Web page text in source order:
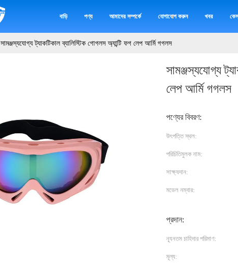
বাড়ি পণ্য আমাদের সম্পর্কে যোগাযোগ করুন খবর কেস
সামঞ্জস্যযোগ্য ট্যাকটিকাল ব্যালিস্টিক গোগলস অ্যান্টি ফগ লেপ আর্মি গগলস
সামঞ্জস্যযোগ্য
লেপ আর্মি গগলস
পণ্যের বিবরণ:
উৎপত্তি স্থল:
পরিচিতিমুলক নাম:
সাক্ষ্যদান:
মডেল নম্বার:
প্রদান:
ন্যূনতম চাহিদার পরিমাণ:
মূল্য: